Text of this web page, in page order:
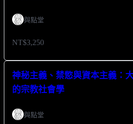
與點堂
NT$3,250
神秘主義、禁慾與資本主義：
的宗教社會學
與點堂